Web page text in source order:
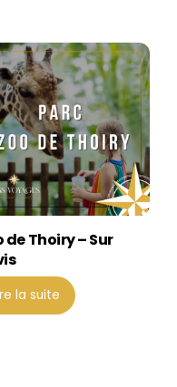
de Thoiry – Sur
la suite